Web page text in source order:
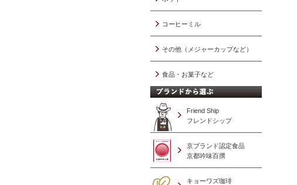
コーヒーミル
その他（メジャーカップなど）
食品・お菓子など
Friend Ship
フレンドシップ
京ブランド認定食品
京都吟味百撰
キョーワズ珈琲